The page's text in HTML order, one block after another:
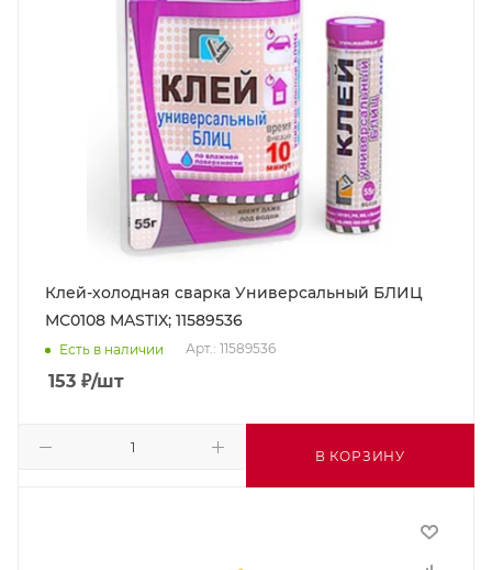
Клей-холодная сварка Универсальный БЛИЦ
МС0108 MASTIX; 11589536
Есть в наличии Арт.: 11589536
153 ₽/шт
В КОРЗИНУ